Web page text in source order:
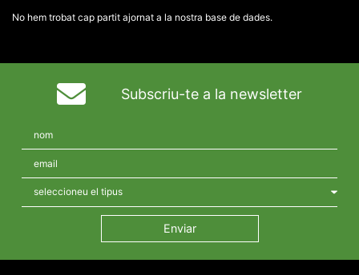
No hem trobat cap partit ajornat a la nostra base de dades.
Subscriu-te a la newsletter